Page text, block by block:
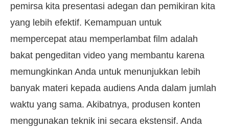
pemirsa kita presentasi adegan dan pemikiran kita
yang lebih efektif. Kemampuan untuk
mempercepat atau memperlambat film adalah
bakat pengeditan video yang membantu karena
memungkinkan Anda untuk menunjukkan lebih
banyak materi kepada audiens Anda dalam jumlah
waktu yang sama. Akibatnya, produsen konten
menggunakan teknik ini secara ekstensif. Anda